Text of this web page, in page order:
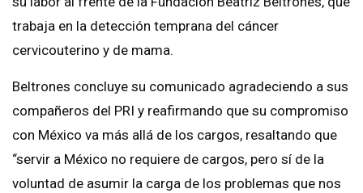
trabaja en la detección temprana del cáncer
cervicouterino y de mama.
Beltrones concluye su comunicado agradeciendo a sus
compañeros del PRI y reafirmando que su compromiso
con México va más allá de los cargos, resaltando que
“servir a México no requiere de cargos, pero sí de la
voluntad de asumir la carga de los problemas que nos